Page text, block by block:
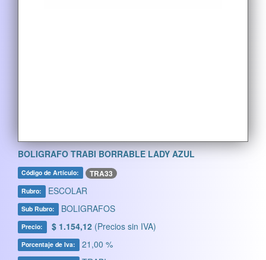
BOLIGRAFO TRABI BORRABLE LADY AZUL
Código de Artículo: TRA33
Rubro: ESCOLAR
Sub Rubro: BOLIGRAFOS
Precio: $ 1.154,12 (Precios sin IVA)
Porcentaje de Iva: 21,00 %